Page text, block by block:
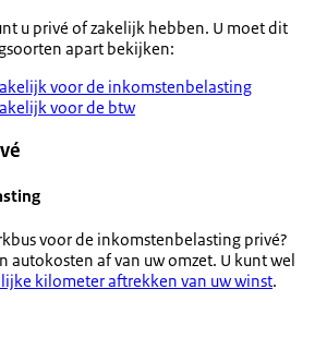
u privé of zakelijk hebben. U moet dit
apart bekijken:
voor de inkomstenbelasting
voor de btw
voor de inkomstenbelasting privé?
autokosten af van uw omzet. U kunt wel
kilometer aftrekken van uw winst.